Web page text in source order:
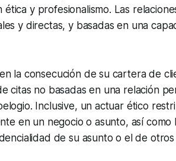
y profesionalismo. Las
y directas, y basadas en una
la consecución de su cartera de
citas no basadas en una relación
Inclusive, un actuar ético
en un negocio o asunto, así como
de su asunto o el de otros